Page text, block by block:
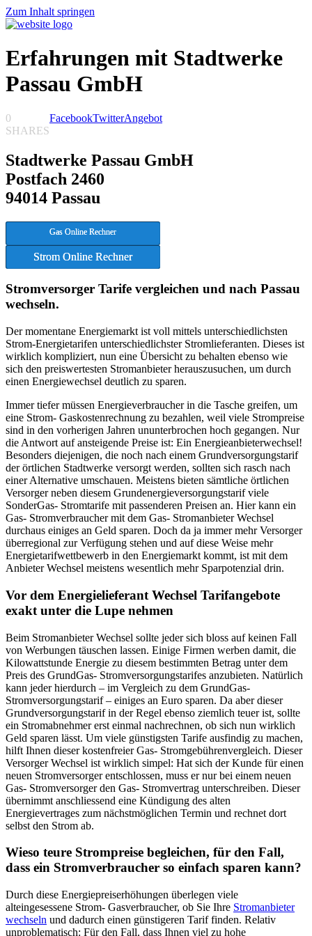
Zum Inhalt springen
Erfahrungen mit Stadtwerke
Passau GmbH
0
SHARES
FacebookTwitterAngebot
Stadtwerke Passau GmbH
Postfach 2460
94014 Passau
Gas Online Rechner
Strom Online Rechner
Stromversorger Tarife vergleichen und nach Passau
wechseln.
Der momentane Energiemarkt ist voll mittels unterschiedlichsten
Strom-Energietarifen unterschiedlichster Stromlieferanten. Dieses ist
wirklich kompliziert, nun eine Übersicht zu behalten ebenso wie
sich den preiswertesten Stromanbieter herauszusuchen, um durch
einen Energiewechsel deutlich zu sparen.
Immer tiefer müssen Energieverbraucher in die Tasche greifen, um
eine Strom- Gaskostenrechnung zu bezahlen, weil viele Strompreise
sind in den vorherigen Jahren ununterbrochen hoch gegangen. Nur
die Antwort auf ansteigende Preise ist: Ein Energieanbieterwechsel!
Besonders diejenigen, die noch nach einem Grundversorgungstarif
der örtlichen Stadtwerke versorgt werden, sollten sich rasch nach
einer Alternative umschauen. Meistens bieten sämtliche örtlichen
Versorger neben diesem Grundenergieversorgungstarif viele
SonderGas- Stromtarife mit passenderen Preisen an. Hier kann ein
Gas- Stromverbraucher mit dem Gas- Stromanbieter Wechsel
durchaus einiges an Geld sparen. Doch da ja immer mehr Versorger
überregional zur Verfügung stehen und auf diese Weise mehr
Energietarifwettbewerb in den Energiemarkt kommt, ist mit dem
Anbieter Wechsel meistens wesentlich mehr Sparpotenzial drin.
Vor dem Energielieferant Wechsel Tarifangebote
exakt unter die Lupe nehmen
Beim Stromanbieter Wechsel sollte jeder sich bloss auf keinen Fall
von Werbungen täuschen lassen. Einige Firmen werben damit, die
Kilowattstunde Energie zu diesem bestimmten Betrag unter dem
Preis des GrundGas- Stromversorgungstarifes anzubieten. Natürlich
kann jeder hierdurch – im Vergleich zu dem GrundGas-
Stromversorgungstarif – einiges an Euro sparen. Da aber dieser
Grundversorgungstarif in der Regel ebenso ziemlich teuer ist, sollte
ein Stromabnehmer erst einmal nachrechnen, ob sich nun wirklich
Geld sparen lässt. Um viele günstigsten Tarife ausfindig zu machen,
hilft Ihnen dieser kostenfreier Gas- Stromgebührenvergleich. Dieser
Versorger Wechsel ist wirklich simpel: Hat sich der Kunde für einen
neuen Stromversorger entschlossen, muss er nur bei einem neuen
Gas- Stromversorger den Gas- Stromvertrag unterschreiben. Dieser
übernimmt anschliessend eine Kündigung des alten
Energievertrages zum nächstmöglichen Termin und rechnet dort
selbst den Strom ab.
Wieso teure Strompreise begleichen, für den Fall,
dass ein Stromverbraucher so einfach sparen kann?
Durch diese Energiepreiserhöhungen überlegen viele
alteingesessene Strom- Gasverbraucher, ob Sie Ihre Stromanbieter
wechseln und dadurch einen günstigeren Tarif finden. Relativ
unproblematisch: Für den Fall, dass Ihnen viel zu hohe